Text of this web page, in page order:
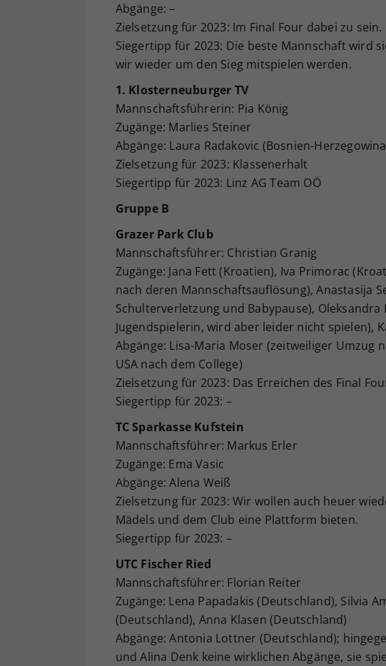
Abgänge: –
Zielsetzung für 2023: Im Final Four dabei zu sein.
Siegertipp für 2023: Die beste Mannschaft wird
wir wieder um den Sieg mitspielen werden.
1. Klosterneuburger TV
Mannschaftsführerin: Pia König
Zugänge: Marlies Steiner
Abgänge: Laura Radakovic (Bosnien-
Zielsetzung für 2023: Klassenerhalt
Siegertipp für 2023: Linz AG Team OÖ
Gruppe B
Grazer Park Club
Mannschaftsführer: Christian Granig
Zugänge: Jana Fett (Kroatien), Iva Primorac
nach deren Mannschaftsauflösung), Anastasija
Schulterverletzung und Babypause),
Jugendspielerin, wird aber leider nicht spielen),
Abgänge: Lisa-Maria Moser (zeitweiliger Umzug
USA nach dem College)
Zielsetzung für 2023: Das Erreichen des Final
Siegertipp für 2023: –
TC Sparkasse Kufstein
Mannschaftsführer: Markus Erler
Zugänge: Ema Vasic
Abgänge: Alena Weiß
Zielsetzung für 2023: Wir wollen auch heuer
Mädels und dem Club eine Plattform bieten.
Siegertipp für 2023: –
UTC Fischer Ried
Mannschaftsführer: Florian Reiter
Zugänge: Lena Papadakis (Deutschland), Silvia
(Deutschland), Anna Klasen (Deutschland)
Abgänge: Antonia Lottner (Deutschland);
und Alina Denk keine wirklichen Abgänge, sie